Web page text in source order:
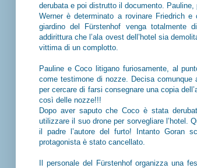
derubata e poi distrutto il documento.
Werner è determinato a rovinare Friedrich
giardino del Fürstenhof venga totalmente
addirittura che l’ala ovest dell’hotel sia
vittima di un complotto.
Pauline e Coco litigano furiosamente, al
come testimone di nozze. Decisa
per cercare di farsi consegnare una copia
così delle nozze!!!
Dopo aver saputo che Coco è stata
utilizzare il suo drone per sorvegliare l’hotel.
il padre l’autore del furto! Intanto Goran
protagonista è stato cancellato.
Il personale del Fürstenhof organizza una